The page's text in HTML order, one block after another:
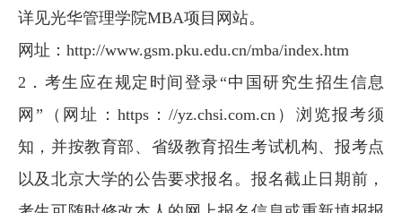
详见光华管理学院MBA项目网站。
网址：http://www.gsm.pku.edu.cn/mba/index.htm
2．考生应在规定时间登录“中国研究生招生信息
网”（网址：https：//yz.chsi.com.cn）浏览报考须
知，并按教育部、省级教育招生考试机构、报考点
以及北京大学的公告要求报名。报名截止日期前，